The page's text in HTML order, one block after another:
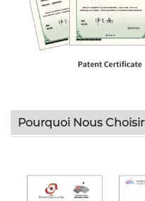
Pourquoi Nous Choisir